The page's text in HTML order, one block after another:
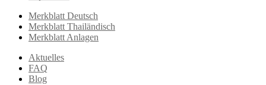
Merkblatt Deutsch
Merkblatt Thailändisch
Merkblatt Anlagen
Aktuelles
FAQ
Blog